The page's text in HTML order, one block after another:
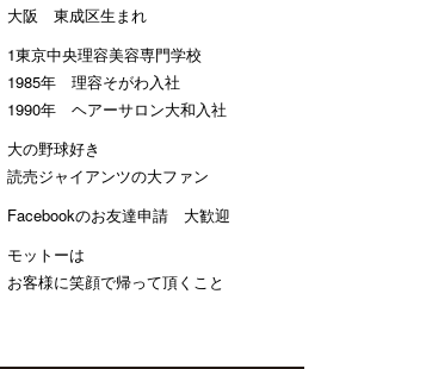
大阪 東成区生まれ
1東京中央理容美容専門学校
1985年 理容そがわ入社
1990年 ヘアーサロン大和入社
大の野球好き
読売ジャイアンツの大ファン
Facebookのお友達申請 大歓迎
モットーは
お客様に笑顔で帰って頂くこと